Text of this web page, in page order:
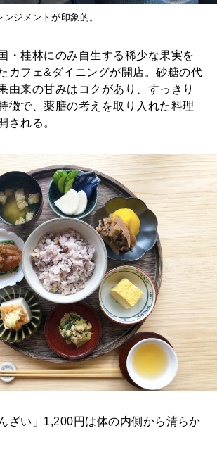
ンジメントが印象的。
・桂林にのみ自生する稀少な果実を
カフェ&ダイニングが開店。砂糖の代
由来の甘みはコクがあり、すっきり
徴で、薬膳の考えを取り入れた料理
される。
ざい」1,200円は体の内側から清らか